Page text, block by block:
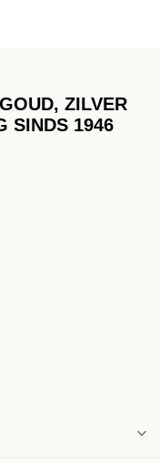
ZILVER
SINDS 1946